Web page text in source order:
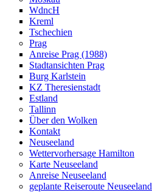
WdncH
Kreml
Tschechien
Prag
Anreise Prag (1988)
Stadtansichten Prag
Burg Karlstein
KZ Theresienstadt
Estland
Tallinn
Über den Wolken
Kontakt
Neuseeland
Wettervorhersage Hamilton
Karte Neuseeland
Anreise Neuseeland
geplante Reiseroute Neuseeland